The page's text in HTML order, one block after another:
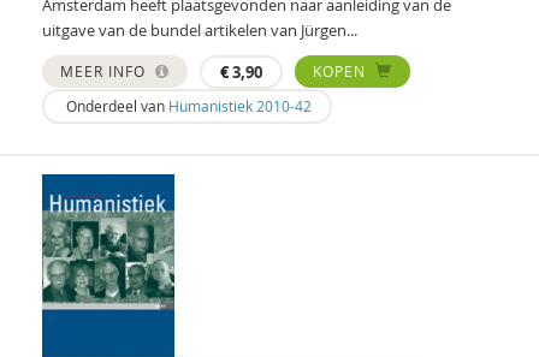
Jason Torpy
Koo van der Wal
Cor van der Weele
Karen Vintges
Theo W.A. de Wit
Amsterdam heeft plaatsgevonden naar aanleiding van de
uitgave van de bundel artikelen van Jürgen...
MEER INFO €3,90
KOPEN
Onderdeel van Humanistiek 2010-42